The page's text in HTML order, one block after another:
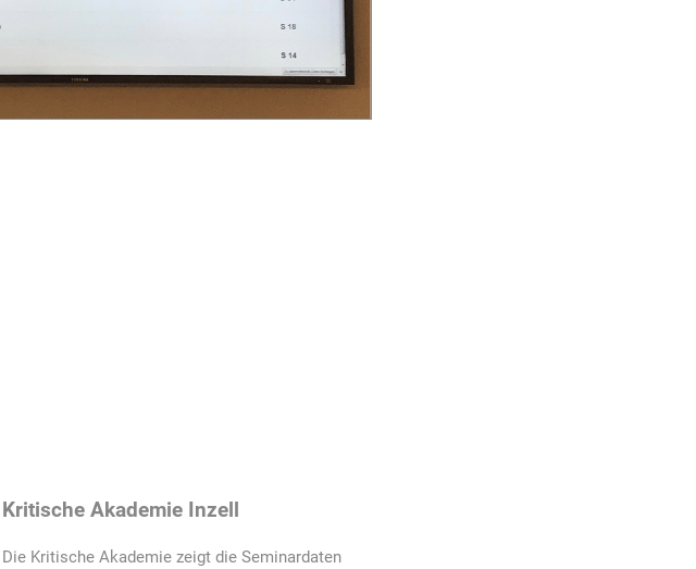
Kritische Akademie Inzell
Die Kritische Akademie zeigt die Seminardaten